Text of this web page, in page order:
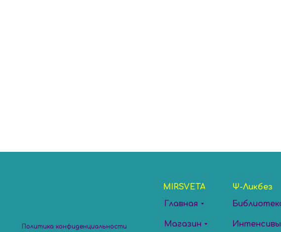
Магазин
Главная
Ψ-Ликбез
Интенсивы
MIRSVETA
Политика конфиденциальности